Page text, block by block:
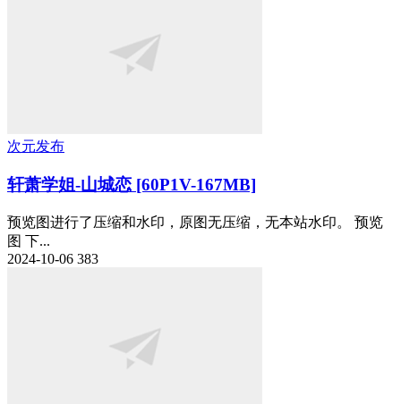
次元发布
轩萧学姐-山城恋 [60P1V-167MB]
预览图进行了压缩和水印，原图无压缩，无本站水印。 预览
图 下...
2024-10-06 383